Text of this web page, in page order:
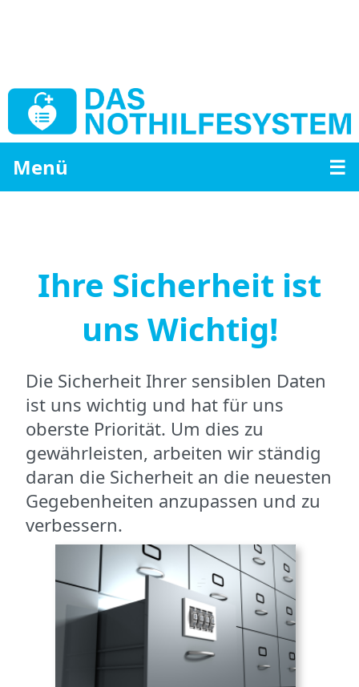
Menü ☰
Ihre Sicherheit ist
uns Wichtig!
Die Sicherheit Ihrer sensiblen Daten
ist uns wichtig und hat für uns
oberste Priorität. Um dies zu
gewährleisten, arbeiten wir ständig
daran die Sicherheit an die neuesten
Gegebenheiten anzupassen und zu
verbessern.